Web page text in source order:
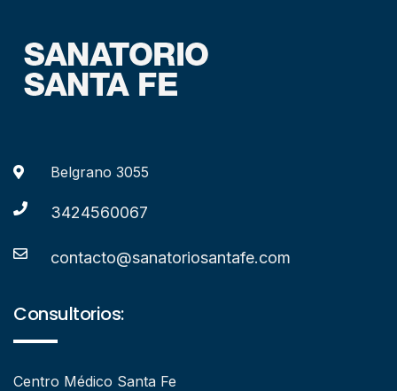
Belgrano 3055
3424560067
contacto@sanatoriosantafe.com
Consultorios:
Centro Médico Santa Fe